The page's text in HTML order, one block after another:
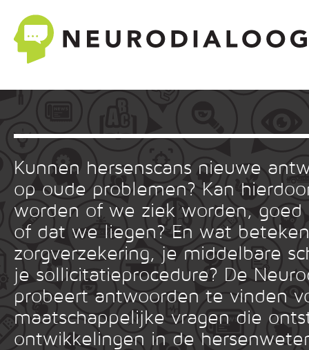
Kunnen hersenscans nieuwe
op oude problemen? Kan
worden of we ziek worden, goed
of dat we liegen? En wat
zorgverzekering, je middelbare
je sollicitatieprocedure? De
probeert antwoorden te vinden
maatschappelijke vragen die
ontwikkelingen in de